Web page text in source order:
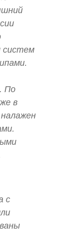
систем
По
в
с